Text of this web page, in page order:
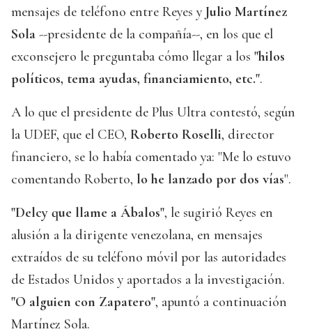
mensajes de teléfono entre Reyes yJulio Martínez
Sola --presidente de la compañía--, en los que el
exconsejero le preguntaba cómo llegar a los "hilos
políticos, tema ayudas, financiamiento, etc.".
A lo que el presidente de Plus Ultra contestó, según
la UDEF, que el CEO, Roberto Roselli, director
financiero, se lo había comentado ya: "Me lo estuvo
comentando Roberto, lo he lanzado por dos vías".
"Delcy que llame a Ábalos", le sugirió Reyes en
alusión a la dirigente venezolana, en mensajes
extraídos de su teléfono móvil por las autoridades
de Estados Unidos y aportados a la investigación.
"O alguien con Zapatero", apuntó a continuación
Martínez Sola.